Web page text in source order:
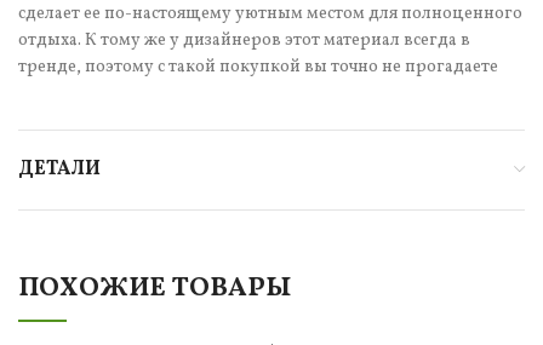
сделает ее по-настоящему уютным местом для полноценного
отдыха. К тому же у дизайнеров этот материал всегда в
тренде, поэтому с такой покупкой вы точно не прогадаете
ДЕТАЛИ
ПОХОЖИЕ ТОВАРЫ